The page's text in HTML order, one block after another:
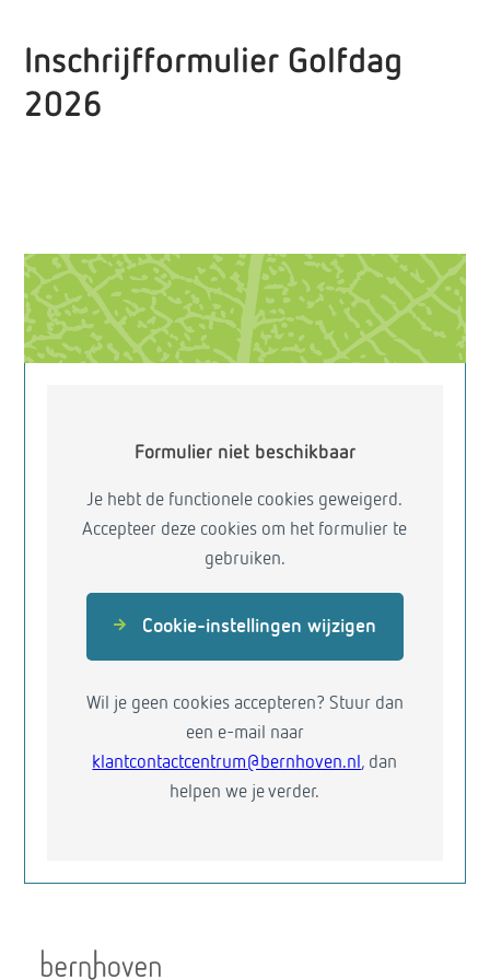
Inschrijfformulier Golfdag
2026
Formulier niet beschikbaar
Je hebt de functionele cookies geweigerd.
Accepteer deze cookies om het formulier te
gebruiken.
Cookie-instellingen wijzigen
Wil je geen cookies accepteren? Stuur dan
een e-mail naar
klantcontactcentrum@bernhoven.nl, dan
helpen we je verder.